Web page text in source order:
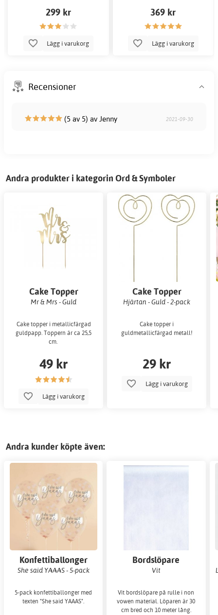
299 kr
Lägg i varukorg
369 kr
Lägg i varukorg
Recensioner
(5 av 5) av Jenny 2021-09-30
Andra produkter i kategorin Ord & Symboler
Cake Topper
Mr & Mrs - Guld
Cake topper i metallicfärgad
guldpapp. Toppern är ca 25,5
cm.
49 kr
Lägg i varukorg
Cake Topper
Hjärtan - Guld - 2-pack
Cake topper i
guldmetallicfärgad metall!
29 kr
Lägg i varukorg
Andra kunder köpte även:
Konfettiballonger
She said YAAAS - 5-pack
5-pack konfettiballonger med
texten "She said YAAAS".
Bordslöpare
Vit
Vit bordslöpare på rulle i non
vowen material. Löparen är 30
cm bred och 10 meter lång.